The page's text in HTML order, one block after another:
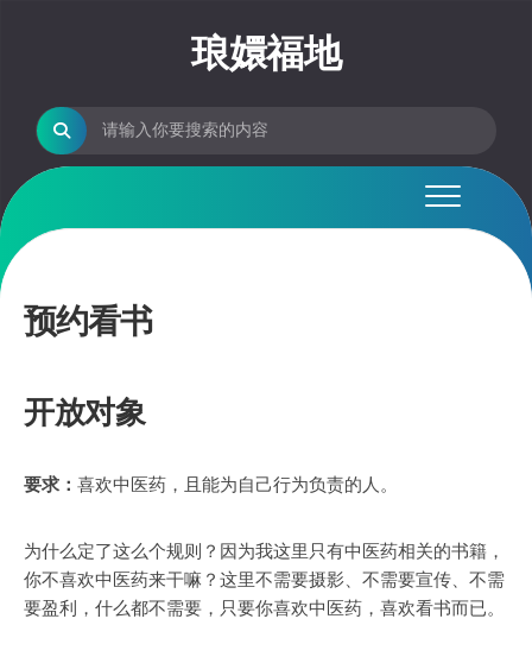
琅嬛福地
预约看书
开放对象
要求： 喜欢中医药，且能为自己行为负责的人。
为什么定了这么个规则？因为我这里只有中医药相关的书籍，
你不喜欢中医药来干嘛？这里不需要摄影、不需要宣传、不需
要盈利，什么都不需要，只要你喜欢中医药，喜欢看书而已。